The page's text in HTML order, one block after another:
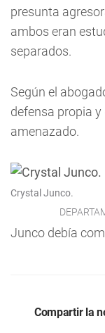
presunta
ambos eran
separados.
Según el
defensa propia
amenazado.
Crystal Junco.
Junco debía
Compartir la